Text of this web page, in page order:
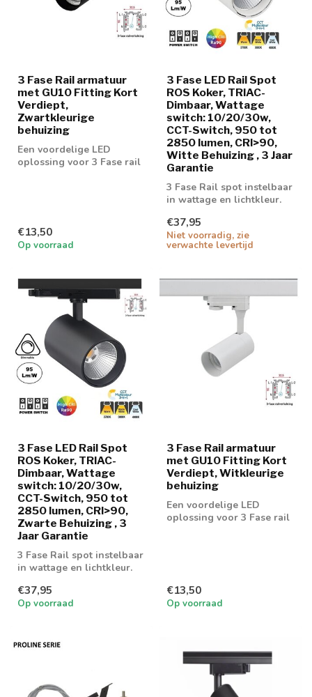
3 Fase Rail armatuur
met GU10 Fitting Kort
Verdiept,
Zwartkleurige
behuizing
Een voordelige LED
oplossing voor 3 Fase rail
€13,50
Op voorraad
3 Fase LED Rail Spot
ROS Koker, TRIAC-
Dimbaar, Wattage
switch: 10/20/30w,
CCT-Switch, 950 tot
2850 lumen, CRI>90,
Witte Behuizing , 3 Jaar
Garantie
3 Fase Rail spot instelbaar
in wattage en lichtkleur.
€37,95
Niet voorradig, zie
verwachte levertijd
3 Fase LED Rail Spot
ROS Koker, TRIAC-
Dimbaar, Wattage
switch: 10/20/30w,
CCT-Switch, 950 tot
2850 lumen, CRI>90,
Zwarte Behuizing , 3
Jaar Garantie
3 Fase Rail spot instelbaar
in wattage en lichtkleur.
€37,95
Op voorraad
3 Fase Rail armatuur
met GU10 Fitting Kort
Verdiept, Witkleurige
behuizing
Een voordelige LED
oplossing voor 3 Fase rail
€13,50
Op voorraad